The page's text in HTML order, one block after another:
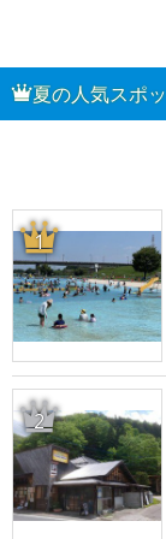
夏の人気スポ
1
2